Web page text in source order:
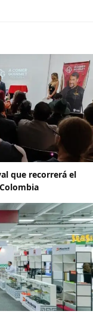
que recorrerá el